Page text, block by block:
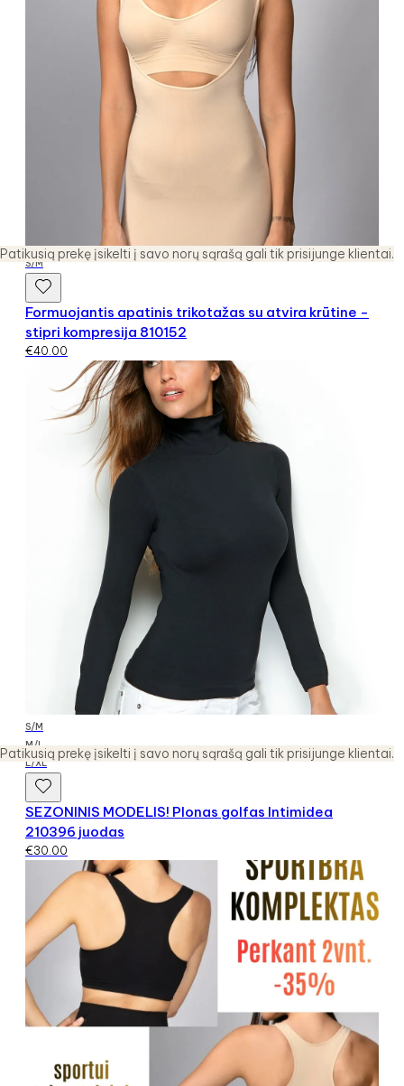
Patikusią prekę įsikelti į savo norų sąrašą gali tik prisijunge klientai.
Patikusią prekę įsikelti į savo norų sąrašą gali tik prisijunge klientai.
S/M
Formuojantis apatinis trikotažas su atvira krūtine -
stipri kompresija 810152
€40.00
S/M
M/L
L/XL
SEZONINIS MODELIS! Plonas golfas Intimidea
210396 juodas
€30.00